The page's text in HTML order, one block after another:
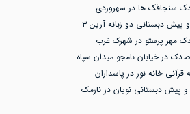
سنجاقک ها در سهروردی
دبستانی دو زبانه آرین ۳
مهر پرستو در شهرک غرب
در خیابان نامجو میدان سپاه
خانه نور در پاسداران
پیش دبستانی نویان در نارمک